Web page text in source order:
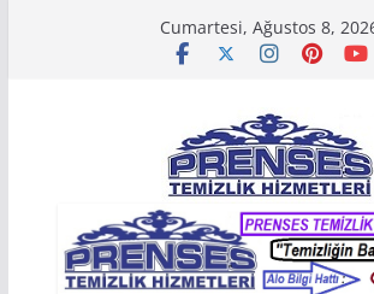
Cumartesi, Ağustos 8,